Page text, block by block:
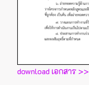
download เอกสาร >>